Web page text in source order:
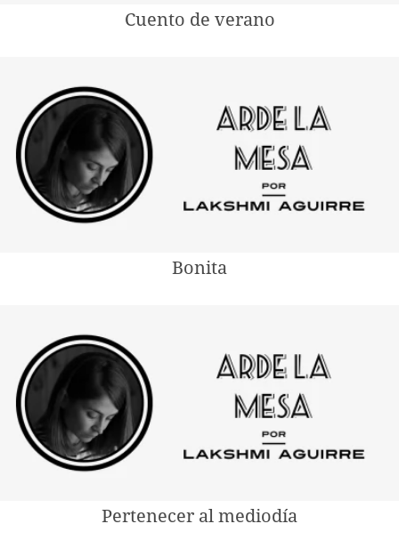
Cuento de verano
Bonita
Pertenecer al mediodía